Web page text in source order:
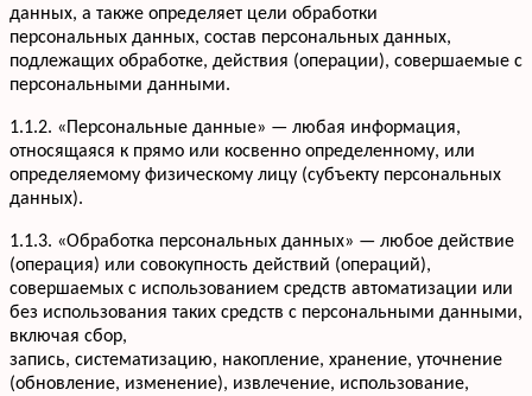
данных, а также определяет цели обработки
персональных данных, состав персональных данных,
подлежащих обработке, действия (операции), совершаемые с
персональными данными.
1.1.2. «Персональные данные» — любая информация,
относящаяся к прямо или косвенно определенному, или
определяемому физическому лицу (субъекту персональных
данных).
1.1.3. «Обработка персональных данных» — любое действие
(операция) или совокупность действий (операций),
совершаемых с использованием средств автоматизации или
без использования таких средств с персональными данными,
включая сбор,
запись, систематизацию, накопление, хранение, уточнение
(обновление, изменение), извлечение, использование,